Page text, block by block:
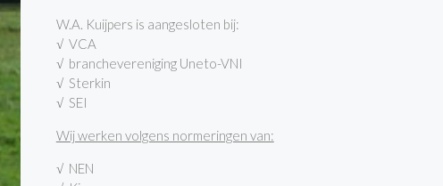
W.A. Kuijpers is aangesloten bij:
√ VCA
√ branchevereniging Uneto-VNI
√ Sterkin
√ SEI
Wij werken volgens normeringen van:
√ NEN